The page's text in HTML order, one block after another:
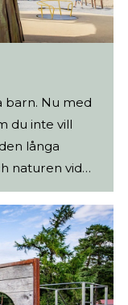
barn. Nu med
du inte vill
långa
naturen vid
Glöm inte
Bara en kort
härliga
lekparken är
är gratis och